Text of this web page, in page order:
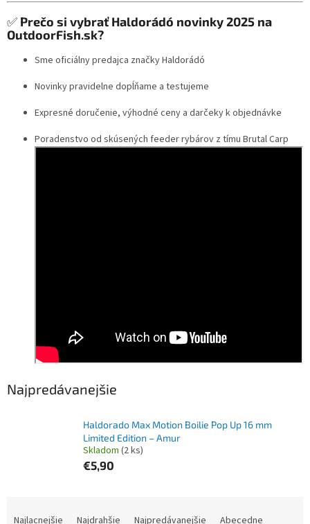
✅ Prečo si vybrať Haldorádó novinky 2025 na
OutdoorFish.sk?
Sme oficiálny predajca značky Haldorádó
Novinky pravidelne dopĺňame a testujeme
Expresné doručenie, výhodné ceny a darčeky k objednávke
Poradenstvo od skúsených feeder rybárov z tímu Brutal Carp
Najpredávanejšie
Haldorado Max Motion Boilie Pop Up 16 mm
Limited Edition – Amur
Skladom (2 ks)
€5,90
Najlacnejšie Najdrahšie Najpredávanejšie Abecedne